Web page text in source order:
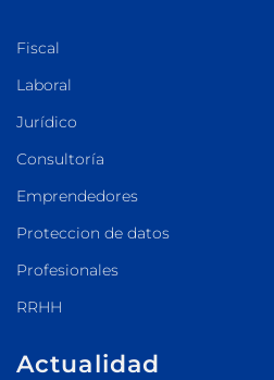
Fiscal
Laboral
Jurídico
Consultoría
Emprendedores
Proteccion de datos
Profesionales
RRHH
Actualidad